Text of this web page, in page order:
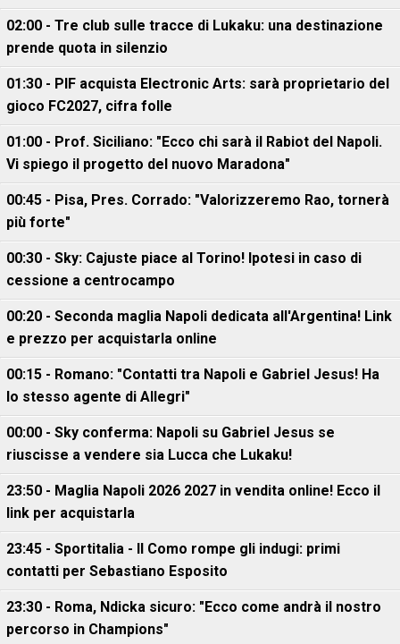
02:00 - Tre club sulle tracce di Lukaku: una destinazione
prende quota in silenzio
01:30 - PIF acquista Electronic Arts: sarà proprietario del
gioco FC2027, cifra folle
01:00 - Prof. Siciliano: "Ecco chi sarà il Rabiot del Napoli.
Vi spiego il progetto del nuovo Maradona"
00:45 - Pisa, Pres. Corrado: "Valorizzeremo Rao, tornerà
più forte"
00:30 - Sky: Cajuste piace al Torino! Ipotesi in caso di
cessione a centrocampo
00:20 - Seconda maglia Napoli dedicata all'Argentina! Link
e prezzo per acquistarla online
00:15 - Romano: "Contatti tra Napoli e Gabriel Jesus! Ha
lo stesso agente di Allegri"
00:00 - Sky conferma: Napoli su Gabriel Jesus se
riuscisse a vendere sia Lucca che Lukaku!
23:50 - Maglia Napoli 2026 2027 in vendita online! Ecco il
link per acquistarla
23:45 - Sportitalia - Il Como rompe gli indugi: primi
contatti per Sebastiano Esposito
23:30 - Roma, Ndicka sicuro: "Ecco come andrà il nostro
percorso in Champions"